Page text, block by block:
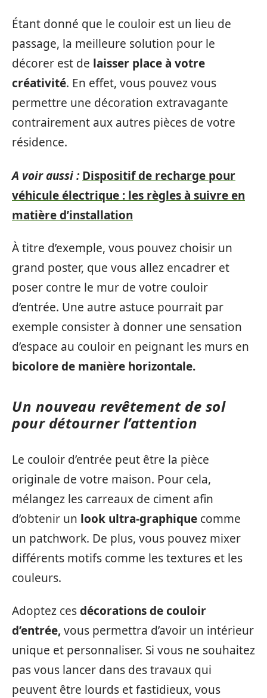
Étant donné que le couloir est un lieu de
passage, la meilleure solution pour le
décorer est de laisser place à votre
créativité. En effet, vous pouvez vous
permettre une décoration extravagante
contrairement aux autres pièces de votre
résidence.
A voir aussi : Dispositif de recharge pour
véhicule électrique : les règles à suivre en
matière d’installation
À titre d’exemple, vous pouvez choisir un
grand poster, que vous allez encadrer et
poser contre le mur de votre couloir
d’entrée. Une autre astuce pourrait par
exemple consister à donner une sensation
d’espace au couloir en peignant les murs en
bicolore de manière horizontale.
Un nouveau revêtement de sol
pour détourner l’attention
Le couloir d’entrée peut être la pièce
originale de votre maison. Pour cela,
mélangez les carreaux de ciment afin
d’obtenir un look ultra-graphique comme
un patchwork. De plus, vous pouvez mixer
différents motifs comme les textures et les
couleurs.
Adoptez cesdécorations de couloir
d’entrée,vous permettra d’avoir un intérieur
unique et personnaliser. Si vous ne souhaitez
pas vous lancer dans des travaux qui
peuvent être lourds et fastidieux, vous